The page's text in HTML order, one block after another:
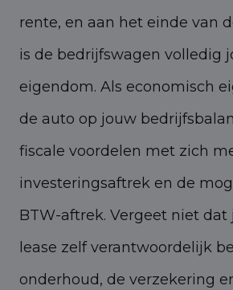
rente, en aan het einde van
is de bedrijfswagen volledig
eigendom. Als economisch
de auto op jouw
fiscale voordelen met zich
investeringsaftrek en de
BTW-aftrek. Vergeet niet dat
lease zelf verantwoordelijk
onderhoud, de verzekering